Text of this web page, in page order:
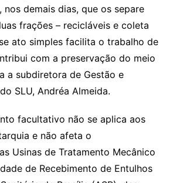
nos demais dias, que os separe
frações – recicláveis e coleta
ato simples facilita o trabalho de
com a preservação do meio
a subdiretora de Gestão e
SLU, Andréa Almeida.
facultativo não se aplica aos
e não afeta o
Usinas de Tratamento Mecânico
de Recebimento de Entulhos